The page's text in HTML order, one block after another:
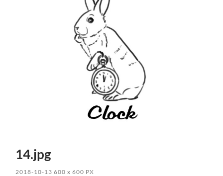
14.jpg
2018-10-13 600x 600 PX